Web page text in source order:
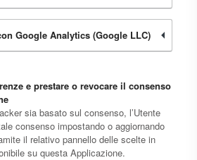
Google Analytics (Google LLC)
e prestare o revocare il consenso
sia basato sul consenso, l’Utente
consenso impostando o aggiornando
il relativo pannello delle scelte in
su questa Applicazione.